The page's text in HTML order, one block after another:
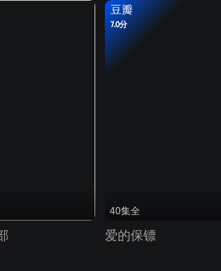
豆瓣
7.0分
40集全
爱的保镖